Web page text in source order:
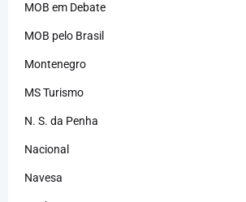
MOB em Debate
MOB pelo Brasil
Montenegro
MS Turismo
N. S. da Penha
Nacional
Navesa